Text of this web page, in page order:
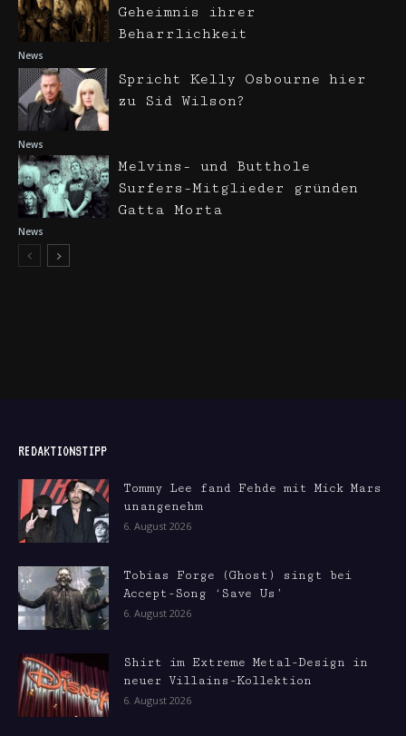
News
Geheimnis ihrer
Beharrlichkeit
News
Spricht Kelly Osbourne hier
zu Sid Wilson?
News
Melvins- und Butthole
Surfers-Mitglieder gründen
Gatta Morta
REDAKTIONSTIPP
Tommy Lee fand Fehde mit Mick Mars
unangenehm
6. August 2026
Tobias Forge (Ghost) singt bei
Accept-Song ‘Save Us’
6. August 2026
Shirt im Extreme Metal-Design in
neuer Villains-Kollektion
6. August 2026